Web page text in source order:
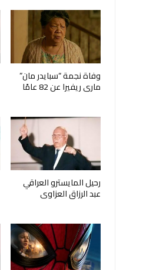
وفاة نجمة “سبايدر مان”
ماري ريفيرا عن 82 عامًا
رحيل المايسترو العراقي
عبد الرزاق العزاوي